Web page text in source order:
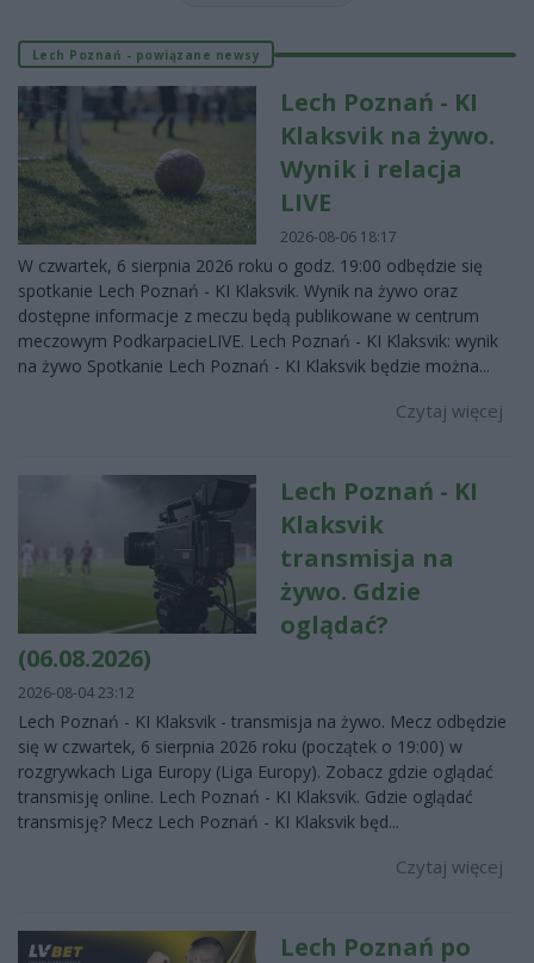
Lech Poznań - powiązane newsy
Lech Poznań - KI
Klaksvik na żywo.
Wynik i relacja
LIVE
2026-08-06 18:17
W czwartek, 6 sierpnia 2026 roku o godz. 19:00 odbędzie się
spotkanie Lech Poznań - KI Klaksvik. Wynik na żywo oraz
dostępne informacje z meczu będą publikowane w centrum
meczowym PodkarpacieLIVE. Lech Poznań - KI Klaksvik: wynik
na żywo Spotkanie Lech Poznań - KI Klaksvik będzie można...
Czytaj więcej
Lech Poznań - KI
Klaksvik
transmisja na
żywo. Gdzie
oglądać?
(06.08.2026)
2026-08-04 23:12
Lech Poznań - KI Klaksvik - transmisja na żywo. Mecz odbędzie
się w czwartek, 6 sierpnia 2026 roku (początek o 19:00) w
rozgrywkach Liga Europy (Liga Europy). Zobacz gdzie oglądać
transmisję online. Lech Poznań - KI Klaksvik. Gdzie oglądać
transmisję? Mecz Lech Poznań - KI Klaksvik będ...
Czytaj więcej
Lech Poznań po